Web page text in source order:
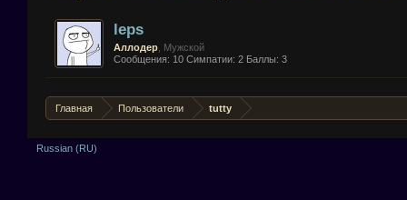
leps
Аллодер , Мужской
Сообщения: 10 Симпатии: 2 Баллы: 3
Главная Пользователи tutty
Russian (RU)